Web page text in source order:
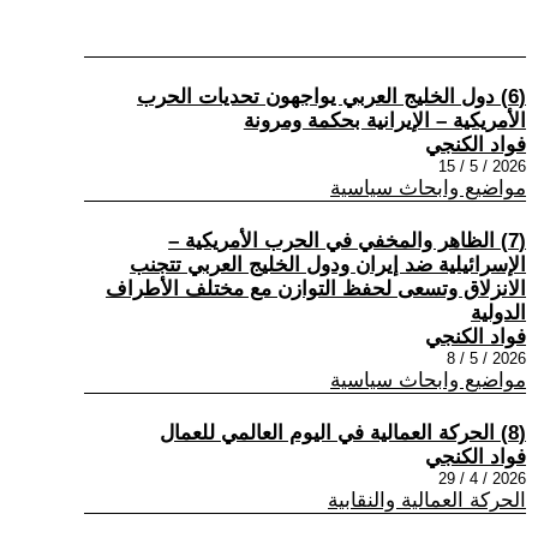
(6) دول الخليج العربي يواجهون تحديات الحرب
الأمريكية – الإيرانية بحكمة ومرونة
فواد الكنجي
2026 / 5 / 15
مواضيع وابحاث سياسية
(7) الظاهر والمخفي في الحرب الأمريكية –
الإسرائيلية ضد إيران ودول الخليج العربي تتجنب
الانزلاق وتسعى لحفظ التوازن مع مختلف الأطراف
الدولية
فواد الكنجي
2026 / 5 / 8
مواضيع وابحاث سياسية
(8) الحركة العمالية في اليوم العالمي للعمال
فواد الكنجي
2026 / 4 / 29
الحركة العمالية والنقابية